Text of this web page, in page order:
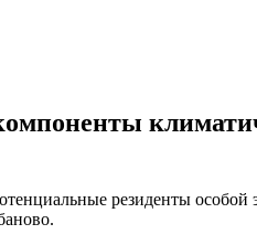
резиденты